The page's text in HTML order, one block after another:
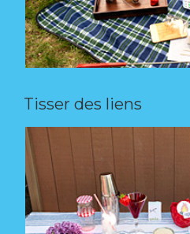
Tisser des liens